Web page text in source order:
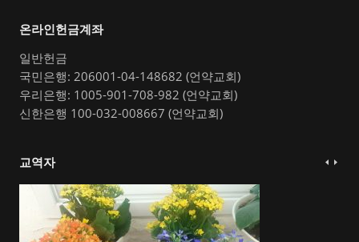
온라인헌금계좌
일반헌금
국민은행: 206001-04-148682 (언약교회)
우리은행: 1005-901-708-982 (언약교회)
신한은행 100-032-008667 (언약교회)
교역자